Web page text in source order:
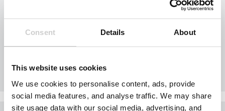
Consent Details About
This website uses cookies
We use cookies to personalise content, ads, provide
social media features, and analyse traffic. We may share
site usage data with our social media, advertising, and
Firmenname
Telefon*